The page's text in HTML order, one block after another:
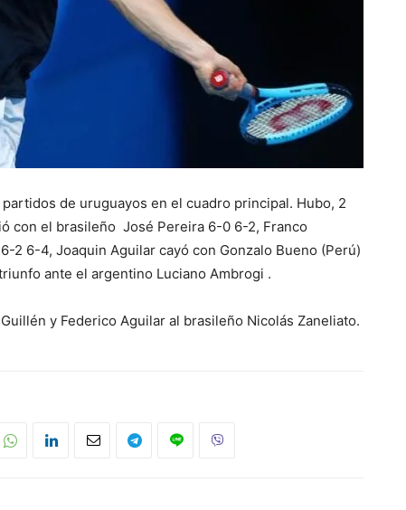
de uruguayos en el cuadro principal. Hubo, 2
con el brasileño José Pereira 6-0 6-2, Franco
2 6-4, Joaquin Aguilar cayó con Gonzalo Bueno (Perú)
ante el argentino Luciano Ambrogi .
y Federico Aguilar al brasileño Nicolás Zaneliato.